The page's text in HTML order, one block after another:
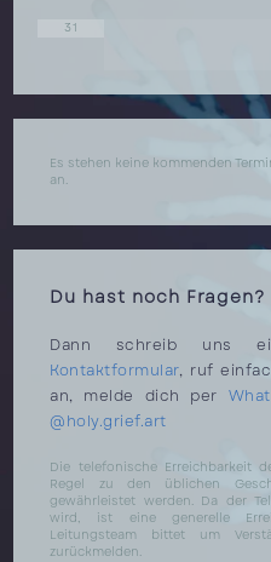
31
Es stehen keine kommenden
an.
Du hast noch Fragen?
Dann schreib uns
Kontaktformular, ruf
an, melde dich per
@holy.grief.art
Die telefonische Erreichbarkeit
Regel zu den üblichen
gewährleistet werden. Da der
wird, ist eine generelle
Leitungsteam bittet um
zurückmelden.